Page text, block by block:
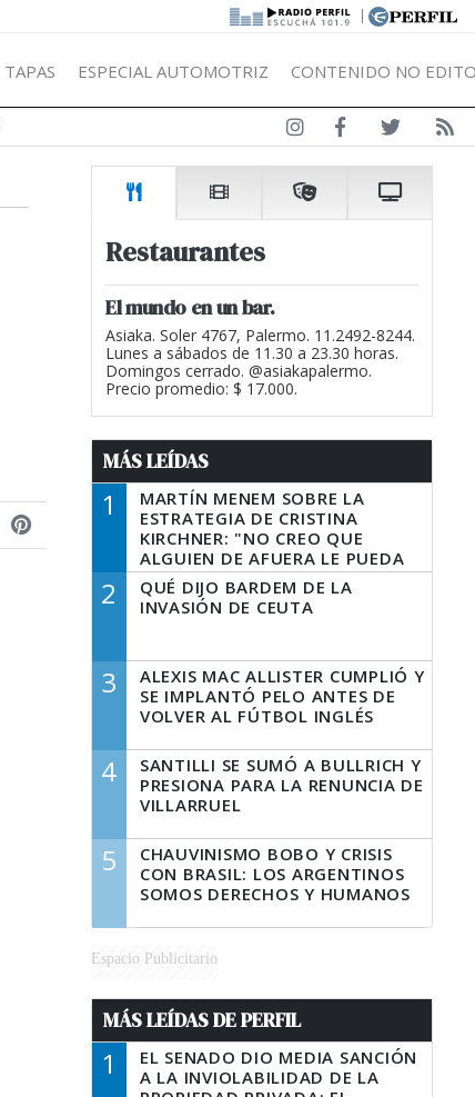
|
TAPAS ESPECIAL AUTOMOTRIZ CONTENIDO NO
Restaurantes
El mundo en un bar.
Asiaka. Soler 4767, Palermo. 11.2492-8244.
Lunes a sábados de 11.30 a 23.30 horas.
Domingos cerrado. @asiakapalermo.
Precio promedio: $ 17.000.
MÁS LEÍDAS
1
MARTÍN MENEM SOBRE LA
ESTRATEGIA DE CRISTINA
KIRCHNER: "NO CREO QUE
ALGUIEN DE AFUERA LE PUEDA
DECIR A LA JUSTICIA LO QUE
TIENE QUE HACER"
2
QUÉ DIJO BARDEM DE LA
INVASIÓN DE CEUTA
3
ALEXIS MAC ALLISTER CUMPLIÓ Y
SE IMPLANTÓ PELO ANTES DE
VOLVER AL FÚTBOL INGLÉS
4
SANTILLI SE SUMÓ A BULLRICH Y
PRESIONA PARA LA RENUNCIA DE
VILLARRUEL
5
CHAUVINISMO BOBO Y CRISIS
CON BRASIL: LOS ARGENTINOS
SOMOS DERECHOS Y HUMANOS
Espacio Publicitario
MÁS LEÍDAS DE PERFIL
1
EL SENADO DIO MEDIA SANCIÓN
A LA INVIOLABILIDAD DE LA